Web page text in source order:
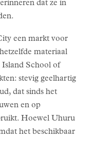
dat ze in
een markt voor
materiaal
Island School of
stevig geelhartig
dat sinds het
en op
Hoewel Uhuru
het beschikbaar